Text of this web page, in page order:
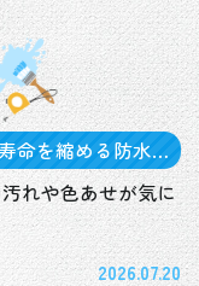
命を縮める防水
れや色あせが気に
2026.07.20